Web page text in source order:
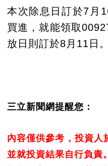
本次除息日訂於7月
買進，就能領取
放日則訂於8月11日。
三立新聞網提醒您：
內容僅供參考，投資人
並就投資結果自行負責。